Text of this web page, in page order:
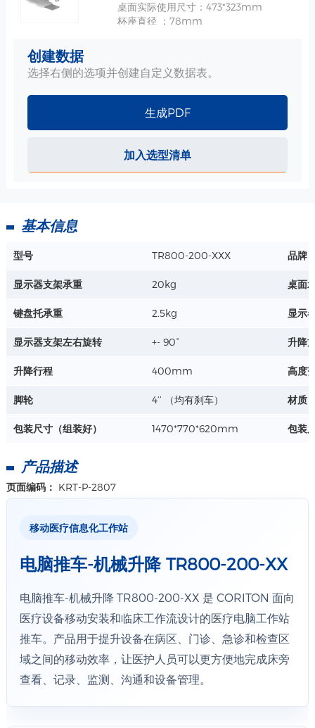
桌面实际使用尺寸：473*323mm
杯座直径 ：78mm
鼠标托外围尺寸：162*183mm
材质 : 钢板、ABS/PC
尺寸：470*265*142 mm
详情+
主机/UPS 收纳架 规格
材质：铝合金
尺寸 : 410*263mm
创建数据
选择右侧的选项并创建自定义数据表。
生成PDF
加入选型清单
基本信息
型号 TR800-200-XXX 品牌
显示器支架承重 20kg 桌面
键盘托承重 2.5kg 显示
显示器支架左右旋转 +- 90° 升降
升降行程 400mm 高度
脚轮 4‘’ （均有刹车） 材质
包装尺寸（组装好） 1470*770*620mm 包装
产品描述
页面编码： KRT-P-2807
移动医疗信息化工作站
电脑推车-机械升降 TR800-200-XX
电脑推车-机械升降 TR800-200-XX 是 CORITON 面向
医疗设备移动安装和临床工作流设计的医疗电脑工作站
推车。产品用于提升设备在病区、门诊、急诊和检查区
域之间的移动效率，让医护人员可以更方便地完成床旁
查看、记录、监测、沟通和设备管理。